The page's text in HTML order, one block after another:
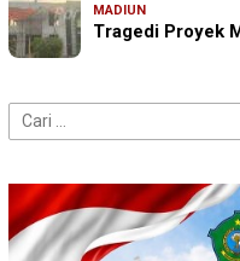
MADIUN
Tragedi Proyek
Cari
untuk: